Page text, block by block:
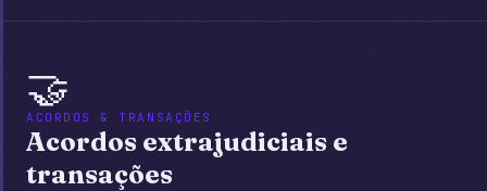
🤝
ACORDOS & TRANSAÇÕES
Acordos extrajudiciais e
transações